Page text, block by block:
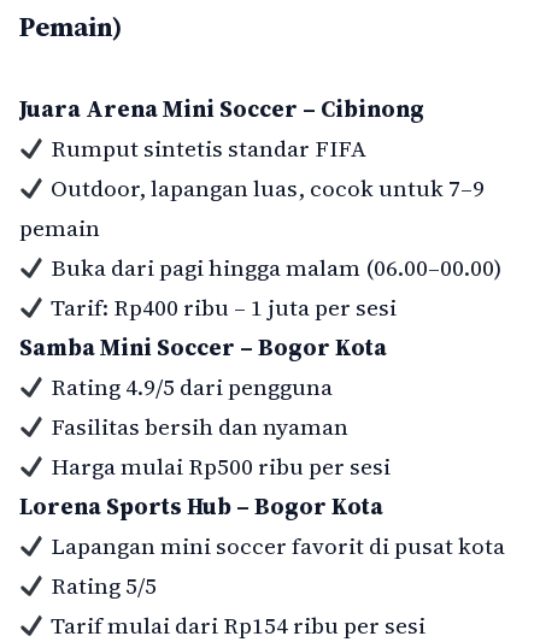
Pemain)
Juara Arena Mini Soccer – Cibinong
Rumput sintetis standar FIFA
Outdoor, lapangan luas, cocok untuk 7–9
pemain
Buka dari pagi hingga malam (06.00–00.00)
Tarif: Rp400 ribu – 1 juta per sesi
Samba Mini Soccer – Bogor Kota
Rating 4.9/5 dari pengguna
Fasilitas bersih dan nyaman
Harga mulai Rp500 ribu per sesi
Lorena Sports Hub – Bogor Kota
Lapangan mini soccer favorit di pusat kota
Rating 5/5
Tarif mulai dari Rp154 ribu per sesi